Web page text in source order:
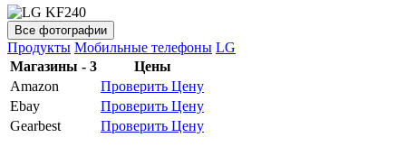
Все фотографии
Продукты Мобильные телефоны LG
Магазины - 3
Цены
Amazon
Проверить Цену
Ebay
Проверить Цену
Gearbest
Проверить Цену